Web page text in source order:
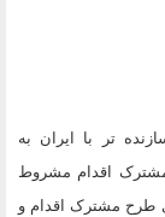
تر با ایران به
اقدام مشروط
طرح مشترک اقدام و